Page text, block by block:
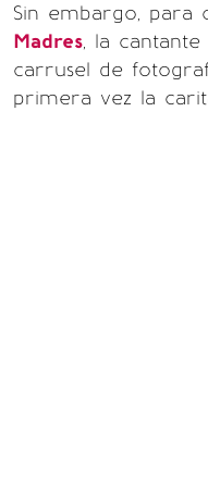
Sin embargo, para
Madres, la
carrusel de
primera vez la